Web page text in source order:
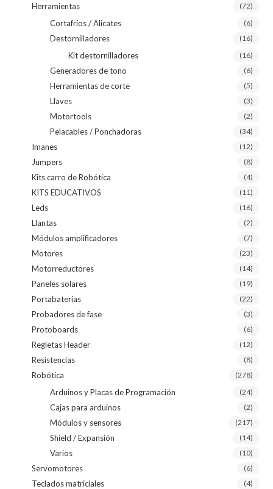
Herramientas (72)
Cortafríos / Alicates (6)
Destornilladores (16)
Kit destornilladores (16)
Generadores de tono (6)
Herramientas de corte (5)
Llaves (3)
Motortools (2)
Pelacables / Ponchadoras (34)
Imanes (12)
Jumpers (8)
Kits carro de Robótica (4)
KITS EDUCATIVOS (11)
Leds (16)
Llantas (2)
Módulos amplificadores (7)
Motores (23)
Motorreductores (14)
Paneles solares (19)
Portabaterias (22)
Probadores de fase (3)
Protoboards (6)
Regletas Header (12)
Resistencias (8)
Robótica (278)
Arduinos y Placas de Programación (24)
Cajas para arduinos (2)
Módulos y sensores (217)
Shield / Expansión (14)
Varios (10)
Servomotores (6)
Teclados matriciales (4)